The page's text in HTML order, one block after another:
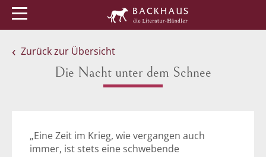
Zurück zur Übersicht
Die Nacht unter dem Schnee
„Eine Zeit im Krieg, wie vergangen auch
immer, ist stets eine schwebende